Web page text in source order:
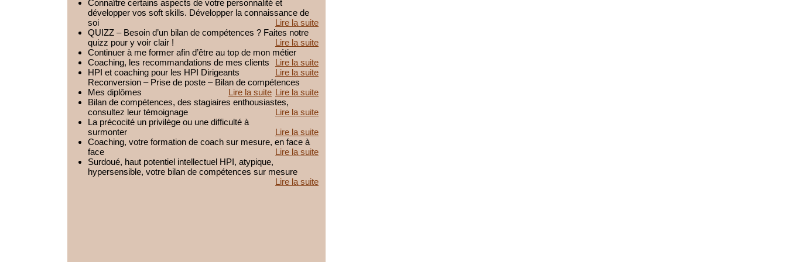
Connaître certains aspects de votre personnalité et
développer vos soft skills. Développer la connaissance de
soi
Lire la suite
QUIZZ – Besoin d’un bilan de compétences ? Faites notre
quizz pour y voir clair !
Lire la suite
Continuer à me former afin d’être au top de mon métier
Lire la suite
Coaching, les recommandations de mes clients
Lire la suite
HPI et coaching pour les HPI Dirigeants
Reconversion – Prise de poste – Bilan de compétences
Lire la suite
Mes diplômes
Lire la suite
Bilan de compétences, des stagiaires enthousiastes,
consultez leur témoignage
Lire la suite
La précocité un privilège ou une difficulté à
surmonter
Lire la suite
Coaching, votre formation de coach sur mesure, en face à
face
Lire la suite
Surdoué, haut potentiel intellectuel HPI, atypique,
hypersensible, votre bilan de compétences sur mesure
Lire la suite